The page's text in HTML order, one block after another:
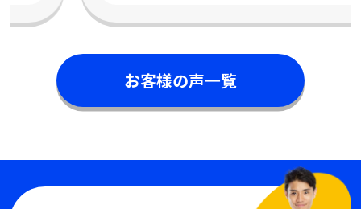
お客様の声一覧